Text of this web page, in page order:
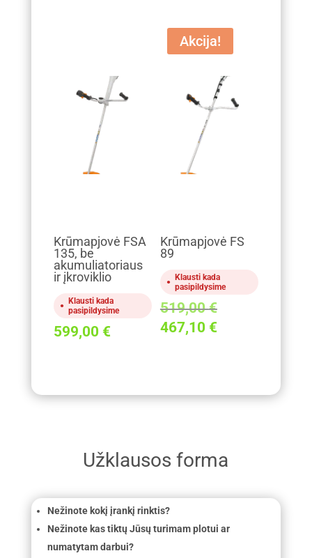
is:
539,10 €.
Krūmapjovė FSA
135, be
akumuliatoriaus
ir įkroviklio
Klausti kada
pasipildysime
599,00 €
Akcija!
Krūmapjovė FS
89
Klausti kada
pasipildysime
519,00€Original
price
467,10 €Current
Užklausos forma
Nežinote kokį įrankį rinktis?
Nežinote kas tiktų Jūsų turimam plotui ar
numatytam darbui?